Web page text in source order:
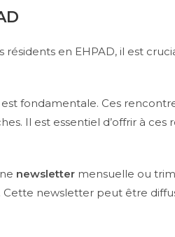
résidents en EHPAD, il est
est fondamentale. Ces
Il est essentiel d’offrir à
newsletter mensuelle ou
Cette newsletter peut être